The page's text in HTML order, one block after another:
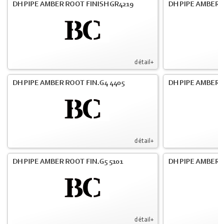
détail+
DH PIPE AMBER ROOT FINISH GR4219 DH PIPE
détail+
DH PIPE AMBER ROOT FIN.G4 4405 DH PIPE
détail+
DH PIPE AMBER ROOT FIN.G5 5101 DH PIPE